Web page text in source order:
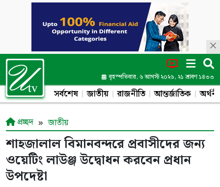
বৃহস্পতিবার, ৬ আগস্ট ২০২৬, ২১ শ্রাবণ ১৪৩৩
সর্বশেষ জাতীয় রাজনীতি আন্তর্জাতিক
প্রচ্ছদ জাতীয়
শাহজালাল বিমানবন্দরে প্রবাসীদের জন্য
ওয়েটিং লাউঞ্জ উদ্বোধন করবেন প্রধান
উপদেষ্টা